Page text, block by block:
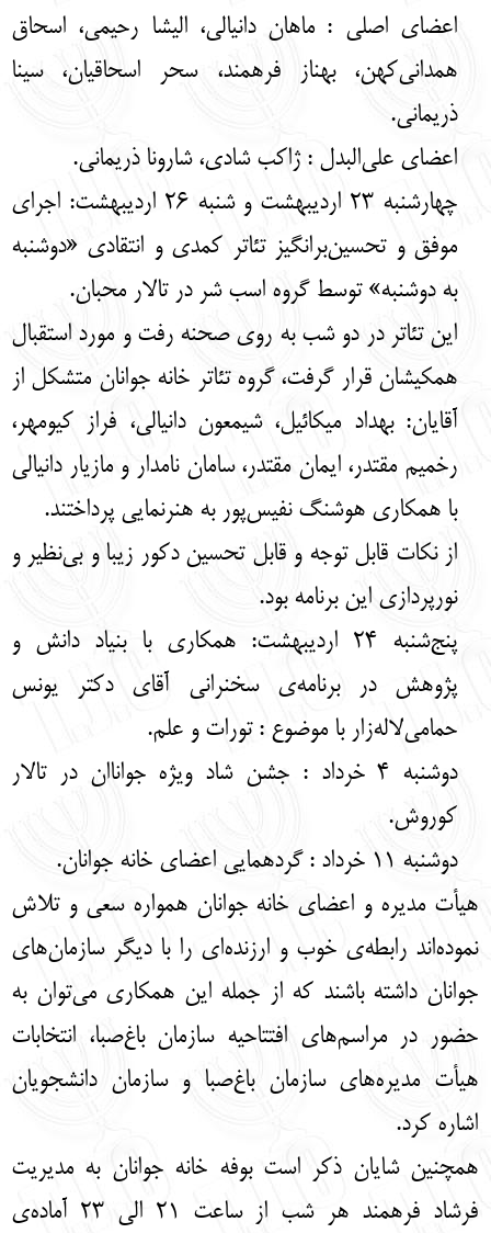
اعضای اصلی : ماهان دانیالی، الیشا رحیمی، اسحاق
همدانی‌کهن، بهناز فرهمند، سحر اسحاقیان، سینا
ذریمانی.
اعضای علی‌البدل : ژاکب شادی، شارونا ذریمانی.
چهارشنبه 23 اردیبهشت و شنبه 26 اردیبهشت: اجرای
موفق و تحسین‌برانگیز تئاتر کمدی و انتقادی «دوشنبه
به دوشنبه» توسط گروه اسب شر در تالار محبان.
این تئاتر در دو شب به روی صحنه رفت و مورد استقبال
همکیشان قرار گرفت، گروه تئاتر خانه جوانان متشکل از
آقایان: بهداد میکائیل، شیمعون دانیالی، فراز کیومهر،
رخمیم مقتدر، ایمان مقتدر، سامان نامدار و مازیار دانیالی
با همکاری هوشنگ نفیس‌پور به هنرنمایی پرداختند.
از نکات قابل توجه و قابل تحسین دکور زیبا و بی‌نظیر و
نورپردازی این برنامه بود.
پنج‌شنبه 24 اردیبهشت: همکاری با بنیاد دانش و
پژوهش در برنامه‌ی سخنرانی آقای دکتر یونس
حمامی‌لاله‌زار با موضوع : تورات و علم.
دوشنبه 4 خرداد : جشن شاد ویژه جواناان در تالار
کوروش.
دوشنبه 11 خرداد : گردهمایی اعضای خانه جوانان.
هیأت مدیره و اعضای خانه جوانان همواره سعی و تلاش
نموده‌اند رابطه‌ی خوب و ارزنده‌ای را با دیگر سازمان‌های
جوانان داشته باشند که از جمله این همکاری می‌توان به
حضور در مراسم‌های افتتاحیه سازمان باغ‌صبا، انتخابات
هیأت مدیره‌های سازمان باغ‌صبا و سازمان دانشجویان
اشاره کرد.
همچنین شایان ذکر است بوفه خانه جوانان به مدیریت
فرشاد فرهمند هر شب از ساعت 21 الی 23 آماده‌ی